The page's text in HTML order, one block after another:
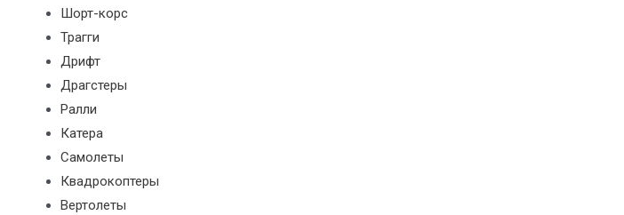
Шорт-корс
Трагги
Дрифт
Драгстеры
Ралли
Катера
Самолеты
Квадрокоптеры
Вертолеты